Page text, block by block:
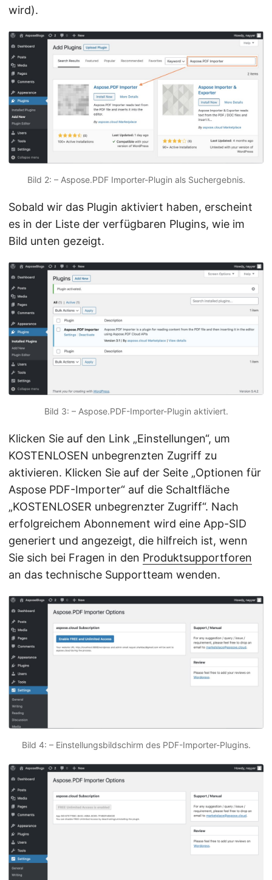
wird).
Bild 2: – Aspose.PDF Importer-Plugin als Suchergebnis.
Sobald wir das Plugin aktiviert haben, erscheint
es in der Liste der verfügbaren Plugins, wie im
Bild unten gezeigt.
Bild 3: – Aspose.PDF-Importer-Plugin aktiviert.
Klicken Sie auf den Link „Einstellungen“, um
KOSTENLOSEN unbegrenzten Zugriff zu
aktivieren. Klicken Sie auf der Seite „Optionen für
Aspose PDF-Importer“ auf die Schaltfläche
„KOSTENLOSER unbegrenzter Zugriff“. Nach
erfolgreichem Abonnement wird eine App-SID
generiert und angezeigt, die hilfreich ist, wenn
Sie sich bei Fragen in den Produktsupportforen
an das technische Supportteam wenden.
Bild 4: – Einstellungsbildschirm des PDF-Importer-Plugins.